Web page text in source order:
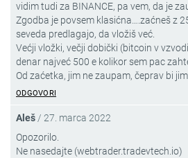
vidim tudi za BINANCE, pa vem, da je
Zgodba je povsem klasićna….zaćneš z
seveda predlagajo, da vložiš već.
Većji vložki, večji dobički (bitcoin v
denar najveć 500 e kolikor sem pac
Od zaćetka, jim ne zaupam, čeprav bi
ODGOVORI
Aleš / 27. marca 2022
Opozorilo.
Ne nasedajte (webtrader.tradevtech.io)